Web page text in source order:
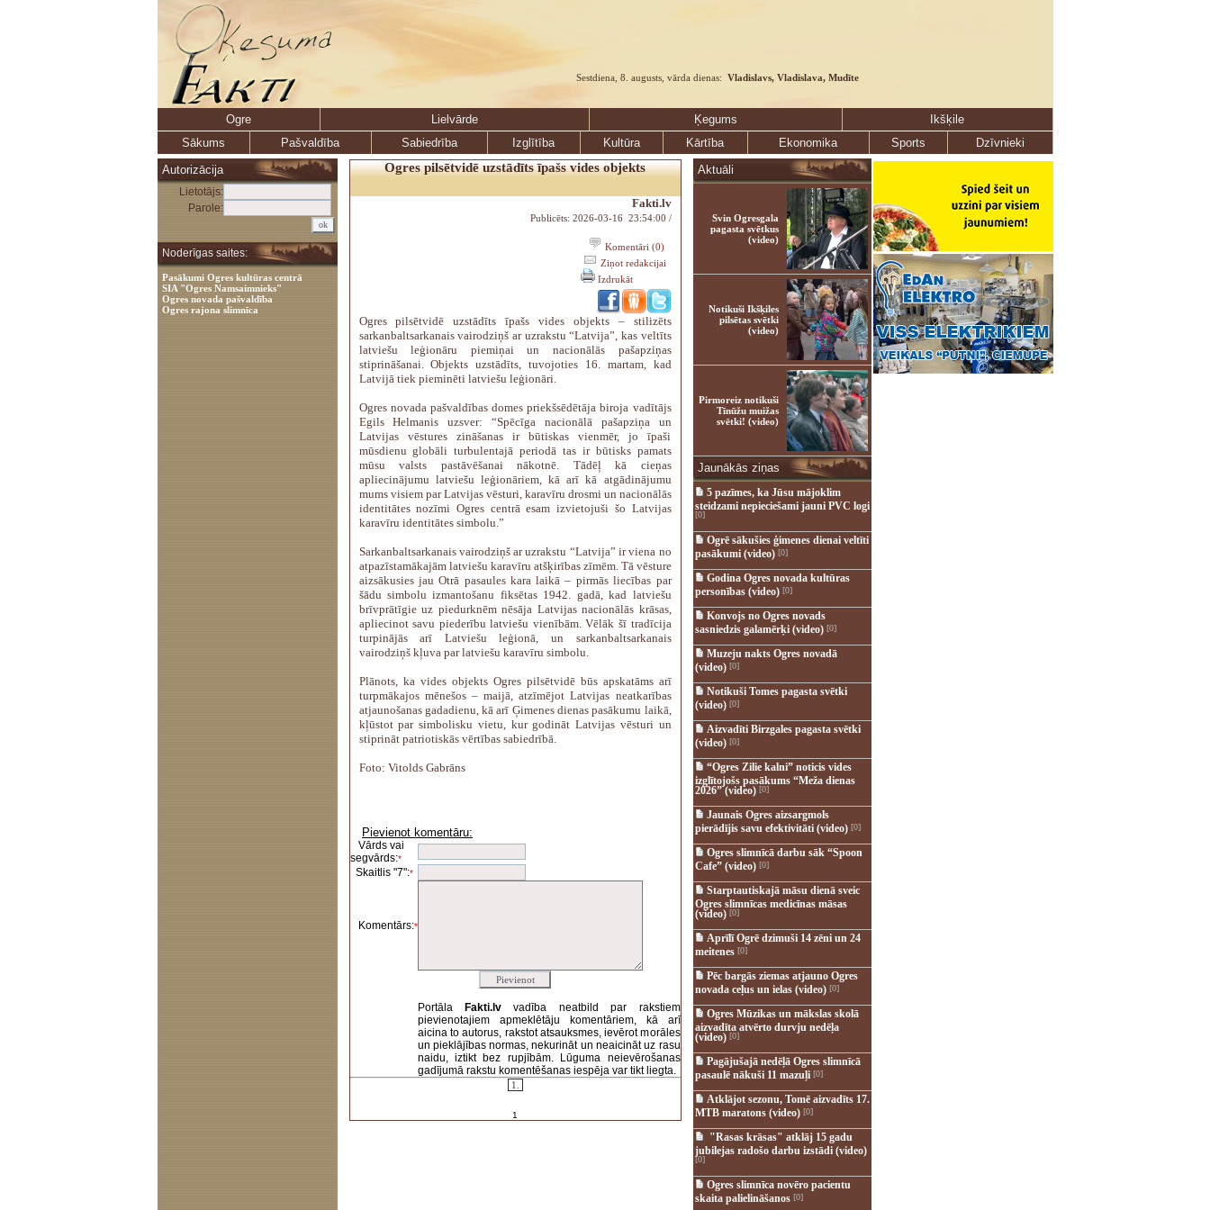
Sestdiena, 8. augusts, vārda dienas: Vladislavs, Vladislava, Mudīte
Ogre Lielvārde Ķegums
Ikšķile
Sākums
Pašvaldība Sabiedrība Izglītība Kultūra Kārtība Ekonomika Sports
Dzīvnieki
Autorizācija
Lietotājs:
Parole:
Noderīgas saites:
Pasākumi Ogres kultūras centrā
SIA "Ogres Namsaimnieks"
Ogres novada pašvaldība
Ogres rajona slimnīca
Ogres pilsētvidē uzstādīts īpašs vides objekts
Fakti.lv
Publicēts: 2026-03-16 23:54:00 /
Komentāri (0)
Ziņot redakcijai
Izdrukāt
Ogres pilsētvidē uzstādīts īpašs vides objekts – stilizēts
sarkanbaltsarkanais vairodziņš ar uzrakstu “Latvija”, kas veltīts
latviešu leģionāru piemiņai un nacionālās pašapziņas
stiprināšanai. Objekts uzstādīts, tuvojoties 16. martam, kad
Latvijā tiek pieminēti latviešu leģionāri.
Ogres novada pašvaldības domes priekšsēdētāja biroja vadītājs
Egils Helmanis uzsver: “Spēcīga nacionālā pašapziņa un
Latvijas vēstures zināšanas ir būtiskas vienmēr, jo īpaši
mūsdienu globāli turbulentajā periodā tas ir būtisks pamats
mūsu valsts pastāvēšanai nākotnē. Tādēļ kā cieņas
apliecinājumu latviešu leģionāriem, kā arī kā atgādinājumu
mums visiem par Latvijas vēsturi, karavīru drosmi un nacionālās
identitātes nozīmi Ogres centrā esam izvietojuši šo Latvijas
karavīru identitātes simbolu.”
Sarkanbaltsarkanais vairodziņš ar uzrakstu “Latvija” ir viena no
atpazīstamākajām latviešu karavīru atšķirības zīmēm. Tā vēsture
aizsākusies jau Otrā pasaules kara laikā – pirmās liecības par
šādu simbolu izmantošanu fiksētas 1942. gadā, kad latviešu
brīvprātīgie uz piedurknēm nēsāja Latvijas nacionālās krāsas,
apliecinot savu piederību latviešu vienībām. Vēlāk šī tradīcija
turpinājās arī Latviešu leģionā, un sarkanbaltsarkanais
vairodziņš kļuva par latviešu karavīru simbolu.
Plānots, ka vides objekts Ogres pilsētvidē būs apskatāms arī
turpmākajos mēnešos – maijā, atzīmējot Latvijas neatkarības
atjaunošanas gadadienu, kā arī Ģimenes dienas pasākumu laikā,
kļūstot par simbolisku vietu, kur godināt Latvijas vēsturi un
stiprināt patriotiskās vērtības sabiedrībā.
Foto: Vitolds Gabrāns
Pievienot komentāru:
Vārds vai
segvārds:*
Skaitlis "7":*
Komentārs:*
Portāla Fakti.lvvadība neatbild par rakstiem
pievienotajiem apmeklētāju komentāriem, kā arī
aicina to autorus, rakstot atsauksmes, ievērot morāles
un pieklājības normas, nekurināt un neaicināt uz rasu
naidu, iztikt bez rupjībām. Lūguma neievērošanas
gadījumā rakstu komentēšanas iespēja var tikt liegta.
1.
1
Aktuāli
Svin Ogresgala
pagasta svētkus
(video)
Notikuši Ikšķiles
pilsētas svētki
(video)
Pirmoreiz notikuši
Tīnūžu muižas
svētki! (video)
Jaunākās ziņas
5 pazīmes, ka Jūsu mājoklim
steidzami nepieciešami jauni PVC logi
[0]
Ogrē sākušies ģimenes dienai veltīti
pasākumi (video)[0]
Godina Ogres novada kultūras
personības (video)[0]
Konvojs no Ogres novads
sasniedzis galamērķi (video)[0]
Muzeju nakts Ogres novadā
(video)[0]
Notikuši Tomes pagasta svētki
(video)[0]
Aizvadīti Birzgales pagasta svētki
(video)[0]
“Ogres Zilie kalni” noticis vides
izglītojošs pasākums “Meža dienas
2026” (video)[0]
Jaunais Ogres aizsargmols
pierādījis savu efektivitāti (video)[0]
Ogres slimnīcā darbu sāk “Spoon
Cafe” (video)[0]
Starptautiskajā māsu dienā sveic
Ogres slimnīcas medicīnas māsas
(video)[0]
Aprīlī Ogrē dzimuši 14 zēni un 24
meitenes [0]
Pēc bargās ziemas atjauno Ogres
novada ceļus un ielas (video)[0]
Ogres Mūzikas un mākslas skolā
aizvadīta atvērto durvju nedēļa
(video)[0]
Pagājušajā nedēļā Ogres slimnīcā
pasaulē nākuši 11 mazuļi[0]
Atklājot sezonu, Tomē aizvadīts 17.
MTB maratons (video)[0]
"Rasas krāsas" atklāj 15 gadu
jubilejas radošo darbu izstādi (video)
[0]
Ogres slimnīca novēro pacientu
skaita palielināšanos [0]